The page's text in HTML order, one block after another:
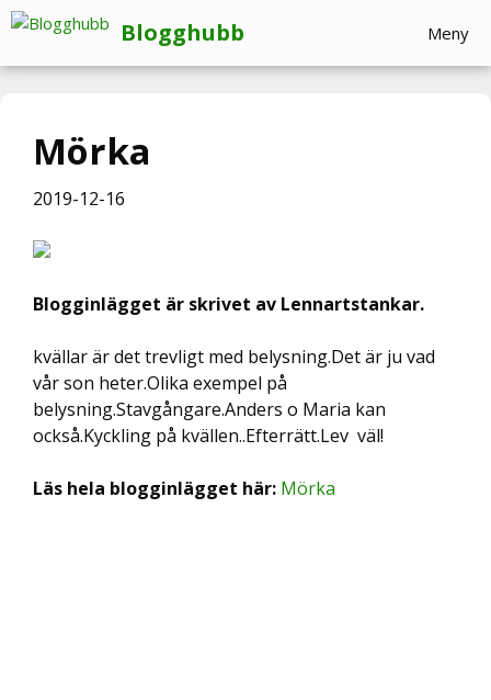
Hoppa
innehåll
Blogghubb Meny
Mörka
2019-12-16
Blogginlägget är skrivet av Lennartstankar.
kvällar är det trevligt med belysning.Det är ju vad
vår son heter.Olika exempel på
belysning.Stavgångare.Anders o Maria kan
också.Kyckling på kvällen..Efterrätt.Lev väl!
Läs hela blogginlägget här: Mörka